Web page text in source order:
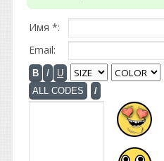
Имя *:
Email: